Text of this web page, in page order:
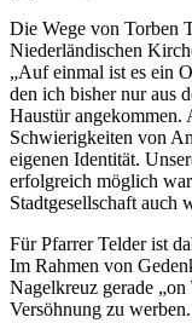
Die Wege von Torben
Niederländischen
„Auf einmal ist es ein
den ich bisher nur aus
Haustür
Schwierigkeiten von
eigenen Identität.
erfolgreich möglich
Stadtgesellschaft auch
Für Pfarrer Telder ist
Im Rahmen von
Nagelkreuz gerade
Versöhnung zu